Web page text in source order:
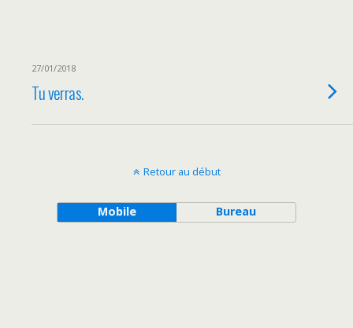
27/01/2018
Tu verras.
Retour au début
Mobile Bureau